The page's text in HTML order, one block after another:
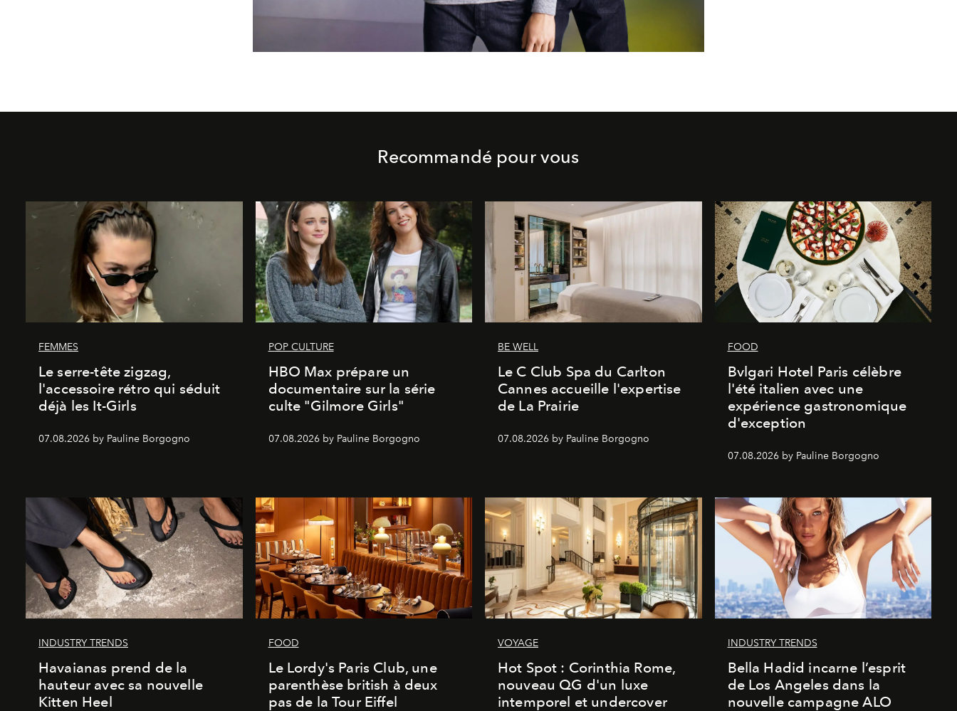
Recommandé pour vous
FEMMES
Le serre-tête zigzag,
l'accessoire rétro qui séduit
déjà les It-Girls
07.08.2026 by Pauline Borgogno
POP CULTURE
HBO Max prépare un
documentaire sur la série
culte "Gilmore Girls"
07.08.2026 by Pauline Borgogno
BE WELL
Le C Club Spa du Carlton
Cannes accueille l'expertise
de La Prairie
07.08.2026 by Pauline Borgogno
FOOD
Bvlgari Hotel Paris célèbre
l'été italien avec une
expérience gastronomique
d'exception
07.08.2026 by Pauline Borgogno
INDUSTRY TRENDS
Havaianas prend de la
hauteur avec sa nouvelle
Kitten Heel
FOOD
Le Lordy's Paris Club, une
parenthèse british à deux
pas de la Tour Eiffel
VOYAGE
Hot Spot : Corinthia Rome,
nouveau QG d'un luxe
intemporel et undercover
INDUSTRY TRENDS
Bella Hadid incarne l’esprit
de Los Angeles dans la
nouvelle campagne ALO